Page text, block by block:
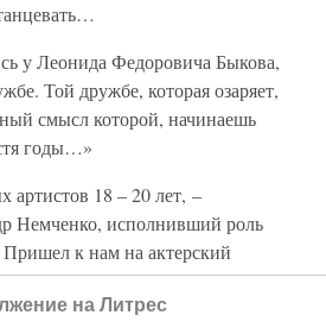
у Леонида Федоровича Быкова,
Той дружбе, которая озаряет,
смысл которой, начинаешь
годы…»
артистов 18 – 20 лет, –
Немченко, исполнивший роль
к нам на актерский
нужны люди, которые умеют
инструментах, и те, у кого
на Литрес